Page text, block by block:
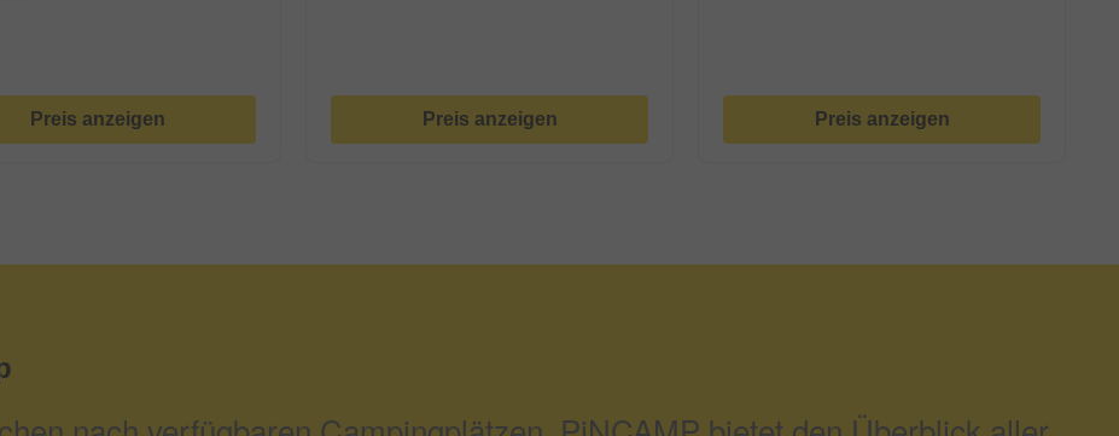
Preis anzeigen Preis anzeigen Preis anzeigen